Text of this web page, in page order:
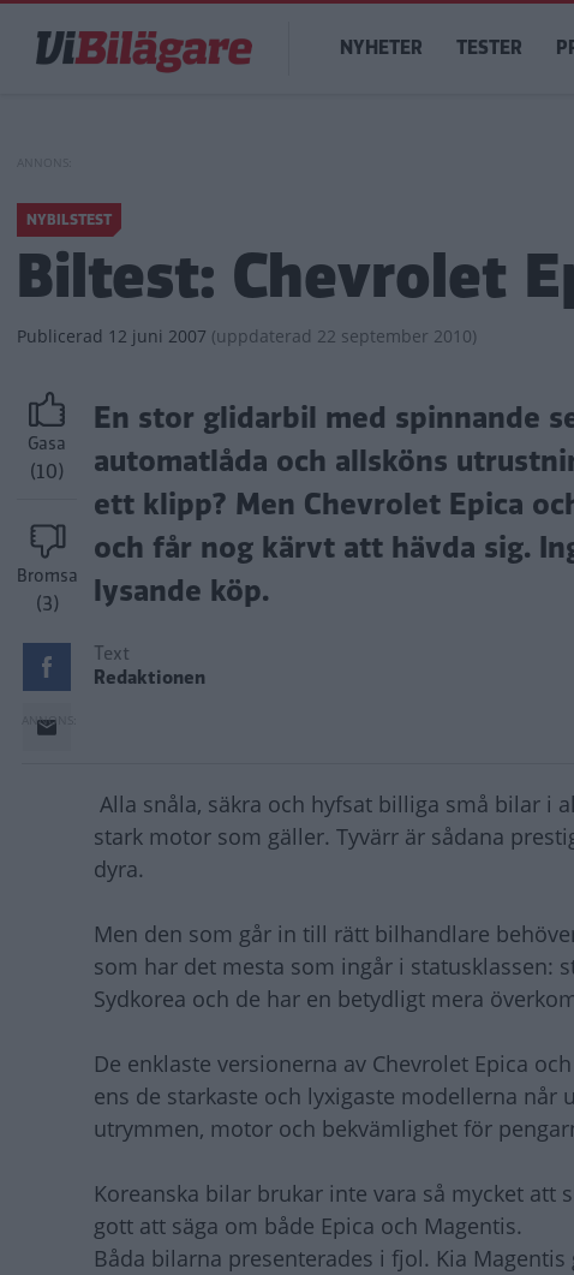
huvudinnehåll
Main
navigation
NYHETER TESTER
NYBILSTEST
Biltest: Chevrolet
Publicerad 12 juni 2007 (uppdaterad 22 september 2010)
Gasa
(10)
Bromsa
(3)
En stor glidarbil med spinnande
automatlåda och allsköns
ett klipp? Men Chevrolet Epica
och får nog kärvt att hävda sig.
lysande köp.
Text
Redaktionen
Alla snåla, säkra och hyfsat billiga små bilar i
stark motor som gäller. Tyvärr är sådana
dyra.
Men den som går in till rätt bilhandlare
som har det mesta som ingår i statusklassen:
Sydkorea och de har en betydligt mera
De enklaste versionerna av Chevrolet Epica
ens de starkaste och lyxigaste modellerna når
utrymmen, motor och bekvämlighet för
Koreanska bilar brukar inte vara så mycket
gott att säga om både Epica och Magentis.
Båda bilarna presenterades i fjol. Kia